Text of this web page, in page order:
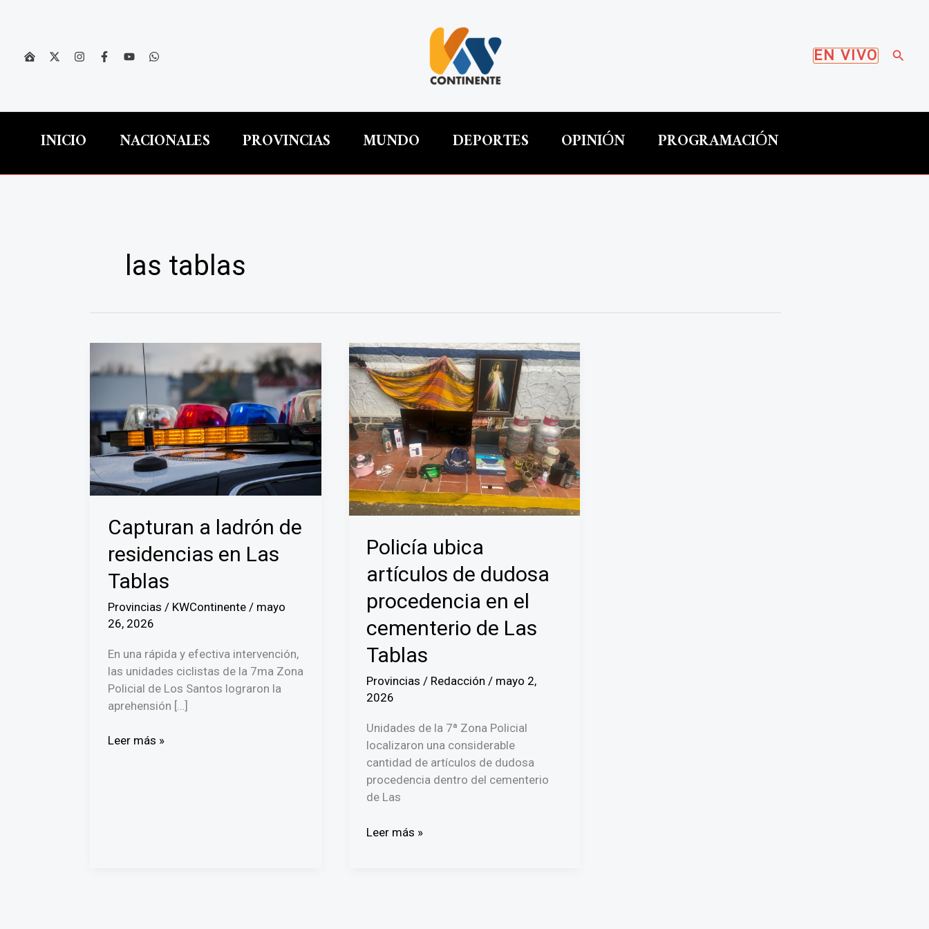
EN VIVO
INICIO NACIONALES PROVINCIAS MUNDO DEPORTES OPINIÓN PROGRAMACIÓN
las tablas
Capturan a ladrón de
residencias en Las
Tablas
Provincias / KWContinente / mayo
26, 2026
En una rápida y efectiva intervención,
las unidades ciclistas de la 7ma Zona
Policial de Los Santos lograron la
aprehensión […]
Capturan
Leer más »
Policía ubica
artículos de dudosa
procedencia en el
cementerio de Las
Tablas
Provincias / Redacción / mayo 2,
2026
Unidades de la 7ª Zona Policial
localizaron una considerable
cantidad de artículos de dudosa
procedencia dentro del cementerio
de Las
Policía
Leer más »